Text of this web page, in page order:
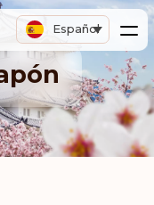
Español